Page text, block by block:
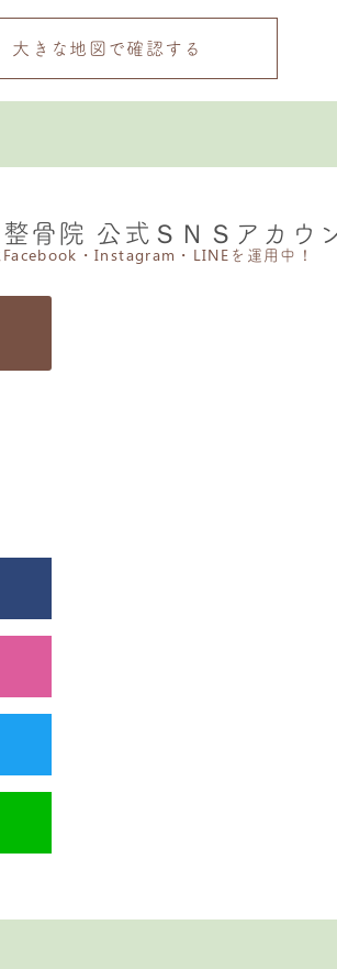
大きな地図で確認する
整骨院 公式ＳＮＳアカウ
・Instagram・LINEを運用中！